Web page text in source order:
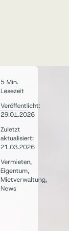
5 Min.
Lesezeit
Veröffentlicht:
29.01.2026
Zuletzt
aktualisiert:
21.03.2026
Vermieten,
Eigentum,
Mietverwaltung,
News